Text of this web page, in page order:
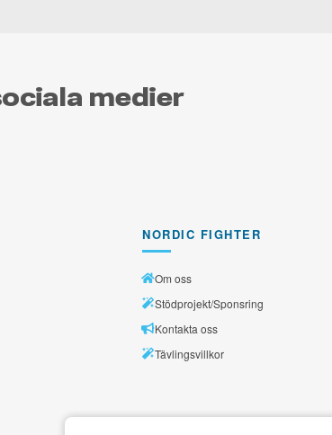
medier
NORDIC FIGHTER
Om oss
Stödprojekt/Sponsring
Kontakta oss
Tävlingsvillkor